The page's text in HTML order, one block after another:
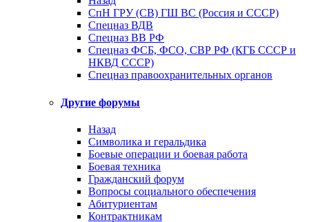
СпН ГРУ (СВ) ГШ ВС (Россия и СССР)
Спецназ ВДВ
Спецназ ВВ РФ
Спецназ ФСБ, ФСО, СВР РФ (КГБ СССР и
НКВД СССР)
Спецназ правоохранительных органов
Другие форумы
Назад
Символика и геральдика
Боевые операции и боевая работа
Боевая техника
Гражданский форум
Вопросы социального обеспечения
Абитуриентам
Контрактникам